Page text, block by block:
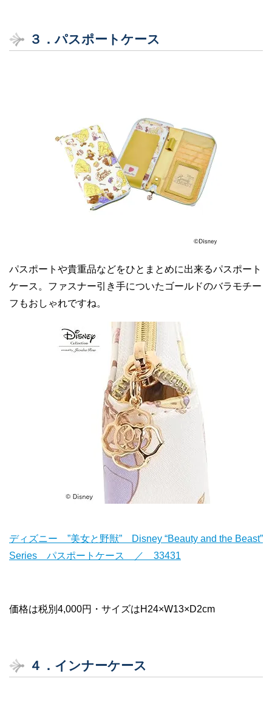
３．パスポートケース
パスポートや貴重品などをひとまとめに出来るパスポート
ケース。ファスナー引き手についたゴールドのバラモチー
フもおしゃれですね。
ディズニー ”美女と野獣” Disney “Beauty and the Beast”
Series パスポートケース ／ 33431
価格は税別4,000円・サイズはH24×W13×D2cm
４． インナーケース